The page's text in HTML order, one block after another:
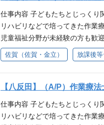
す。 学習（宿題）、身辺自立、
っています。 子どもたちの成長
件 ①普通自動車運転免許をお持
員としてのキャリアアップを目
者と一緒に成長を支えたい方 ・
人でお任せすることはありませ
ら進めていくため、一人で抱え
う？」 「子ども分野は未経験
な方も、まずは見学だけでOK
は、6歳～18歳までの障がいの
す。 学習（宿題）、身辺自立、
っています。 子どもたちの成長
力を育む教育プログラムです。
が業務の流れや支援の進め方を
なり一人でお任せすることはあ
しながら進めていくため、一人
んだろう？」 「子ども分野は未
い」 そんな方も、まずは見学
を検討いただけます。 見学時
ービスでは、6歳～18歳までの
行います。 学習（宿題）、身
せて、 ・姿勢や身体の使い方の
支援 ・保護者や他職種との情
けでなく、子どもたちが自信を
野未経験の方も歓迎】 病院・
い。 当法人では複数の事業所で
ます。 ・子どもの身体の使い方
などについて相談しながら業務
仕事内容 子どもたちとじっくり
リハビリなどで培ってきた作業
児童福祉分野が未経験の方も歓
て中の方や、久しぶりのお仕事
OKです◎ 【主な業務内容】 ・
事・着替え・身辺自立など）の
者との情報共有 ・支援記録の
支援 ・手先を使った活動のサ
いながら、子どもたちの「でき
佐賀（佐賀・金立） 放課後
【八反田】（A/P）作業療法
仕事内容 子どもたちとじっくり
リハビリなどで培ってきた作業